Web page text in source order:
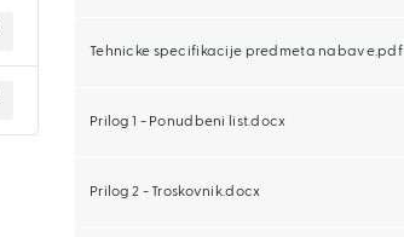
Tehnicke specifikacije predmeta nabave.pdf
Prilog 1 - Ponudbeni list.docx
Prilog 2 - Troskovnik.docx